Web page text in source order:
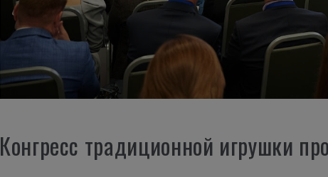
Конгресс традиционной игрушки